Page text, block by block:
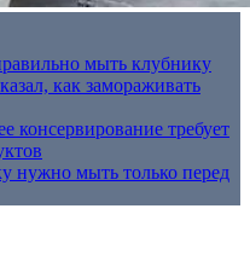
мыть клубнику
как замораживать
консервирование требует
нужно мыть только перед